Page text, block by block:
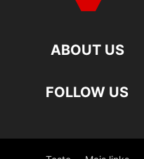
ABOUT US
FOLLOW US